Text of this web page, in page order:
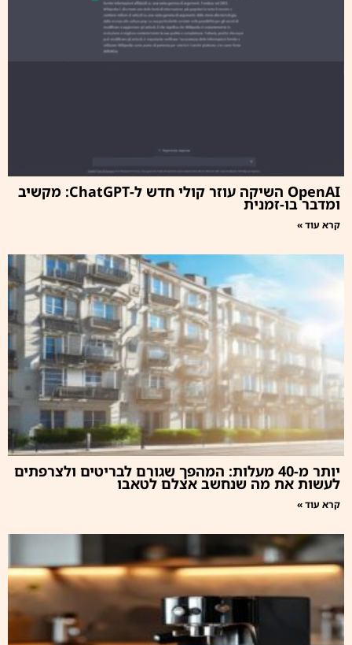
OpenAI השיקה עוזר קולי חדש ל-ChatGPT: מקשיב
ומדבר בו-זמנית
קרא עוד »
יותר מ-40 מעלות: המהפך שגורם לבריטים ולצרפתים
לעשות את מה שנחשב אצלם לטאבו
קרא עוד »